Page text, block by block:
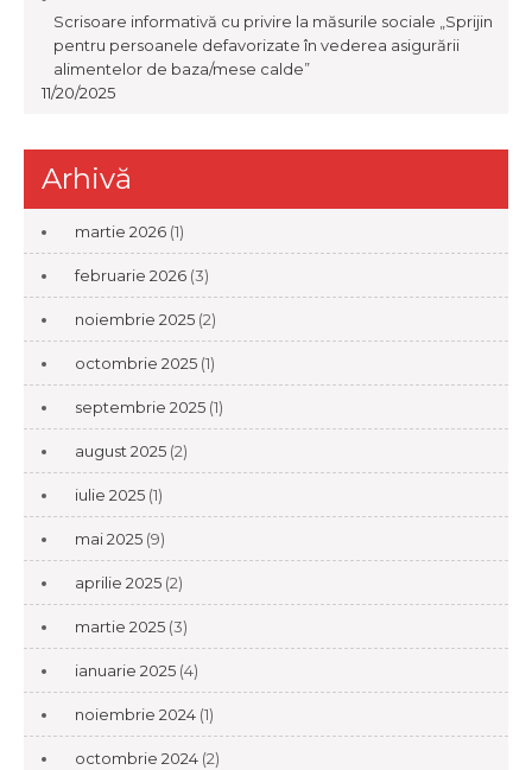
Scrisoare informativă cu privire la măsurile sociale „Sprijin
pentru persoanele defavorizate în vederea asigurării
alimentelor de baza/mese calde”
11/20/2025
Arhivă
martie 2026 (1)
februarie 2026 (3)
noiembrie 2025 (2)
octombrie 2025 (1)
septembrie 2025 (1)
august 2025 (2)
iulie 2025 (1)
mai 2025 (9)
aprilie 2025 (2)
martie 2025 (3)
ianuarie 2025 (4)
noiembrie 2024 (1)
octombrie 2024 (2)